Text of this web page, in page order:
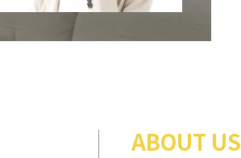
ABOUT US